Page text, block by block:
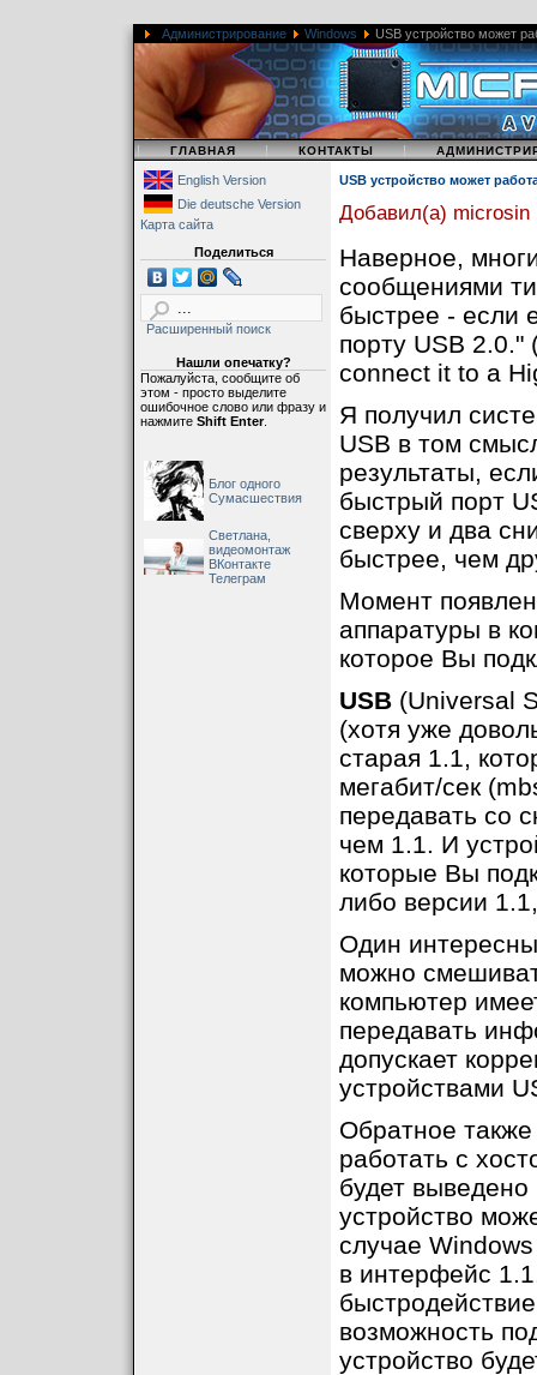
Администрирование Windows USB устройство может
| ГЛАВНАЯ | КОНТАКТЫ |
English Version
Die deutsche Version
Карта сайта
Поделиться
Расширенный поиск
Нашли опечатку?
Пожалуйста, сообщите об
этом - просто выделите
ошибочное слово или фразу и
нажмите Shift Enter.
Блог одного
Сумасшествия
Светлана,
видеомонтаж
ВКонтакте
Телеграм
USB устройство может
Добавил(а) microsin
Наверное,
сообщениями
быстрее - если
порту USB
connect it to a
Я получил
USB в том
результаты,
быстрый порт
сверху и два
быстрее, чем
Момент
аппаратуры в
которое Вы
USB (Universal
(хотя уже
старая 1.1,
мегабит/сек
передавать со
чем 1.1. И
которые Вы
либо версии
Один
можно
компьютер
передавать
допускает
устройствами
Обратное
работать с
будет
устройство
случае
в интерфейс
возможность
устройство